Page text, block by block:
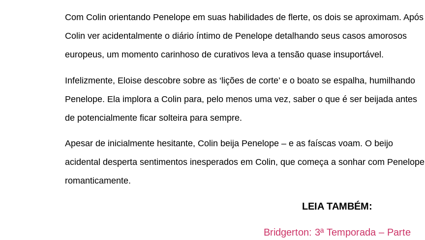
Com Colin orientando Penelope em suas habilidades de flerte, os dois se aproximam. Após
Colin ver acidentalmente o diário íntimo de Penelope detalhando seus casos amorosos
europeus, um momento carinhoso de curativos leva a tensão quase insuportável.
Infelizmente, Eloise descobre sobre as ‘lições de corte’ e o boato se espalha, humilhando
Penelope. Ela implora a Colin para, pelo menos uma vez, saber o que é ser beijada antes
de potencialmente ficar solteira para sempre.
Apesar de inicialmente hesitante, Colin beija Penelope – e as faíscas voam. O beijo
acidental desperta sentimentos inesperados em Colin, que começa a sonhar com Penelope
romanticamente.
LEIA TAMBÉM:
Bridgerton: 3ª Temporada – Parte